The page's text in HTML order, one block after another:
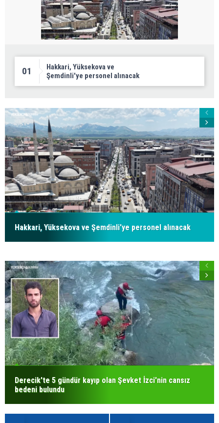
01
Hakkari, Yüksekova ve
Şemdinli'ye personel alınacak
Hakkari, Yüksekova ve Şemdinli'ye personel alınacak
Derecik'te 5 gündür kayıp olan Şevket İzci'nin cansız
bedeni bulundu